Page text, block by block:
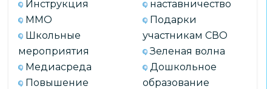
Инструкция
ММО
Школьные
мероприятия
Медиасреда
Повышение
наставничество
Подарки
участникам СВО
Зеленая волна
Дошкольное
образование